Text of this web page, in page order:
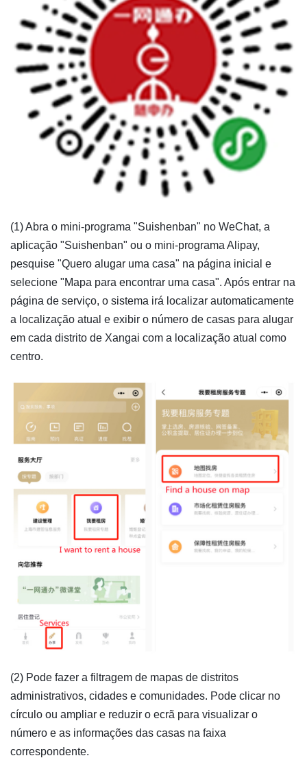
(1) Abra o mini-programa "Suishenban" no WeChat, a
aplicação "Suishenban" ou o mini-programa Alipay,
pesquise "Quero alugar uma casa" na página inicial e
selecione "Mapa para encontrar uma casa". Após entrar na
página de serviço, o sistema irá localizar automaticamente
a localização atual e exibir o número de casas para alugar
em cada distrito de Xangai com a localização atual como
centro.
(2) Pode fazer a filtragem de mapas de distritos
administrativos, cidades e comunidades. Pode clicar no
círculo ou ampliar e reduzir o ecrã para visualizar o
número e as informações das casas na faixa
correspondente.